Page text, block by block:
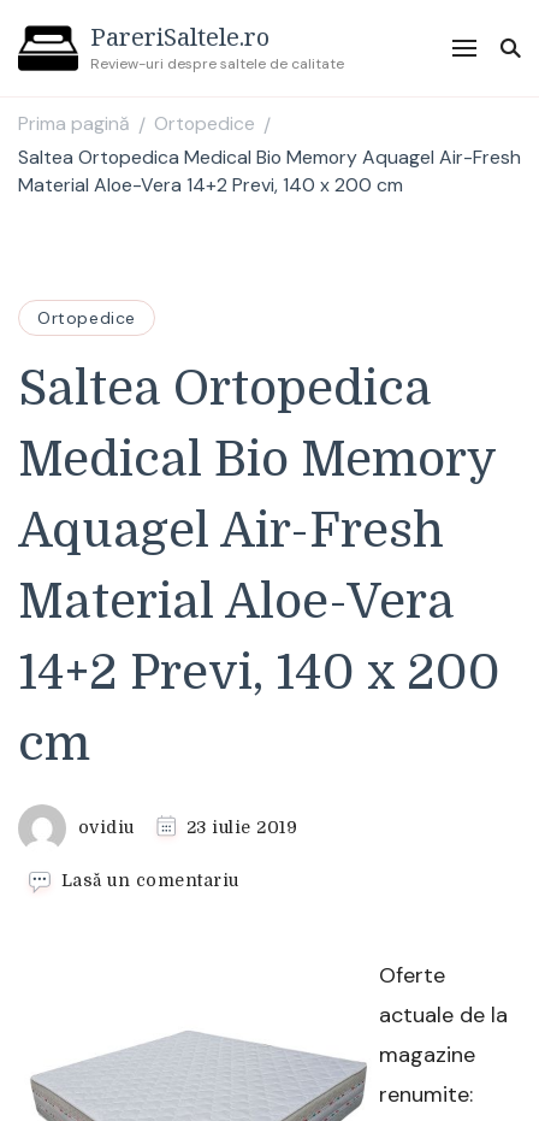
PareriSaltele.ro
Review-uri despre saltele de calitate
Prima pagină / Ortopedice /
Saltea Ortopedica Medical Bio Memory Aquagel Air-Fresh
Material Aloe-Vera 14+2 Previ, 140 x 200 cm
Ortopedice
Saltea Ortopedica
Medical Bio Memory
Aquagel Air-Fresh
Material Aloe-Vera
14+2 Previ, 140 x 200
cm
ovidiu 23 iulie 2019
Lasă un comentariu
Air-
Fresh
Material
Oferte
actuale de la
magazine
renumite: